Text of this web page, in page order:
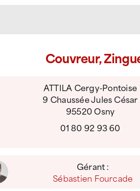
Couvreur,
ATTILA Cergy-Pontoise
9 Chaussée Jules César
95520 Osny
01 80 92 93 60
Gérant :
Sébastien Fourcade